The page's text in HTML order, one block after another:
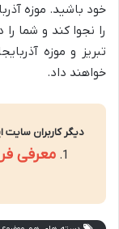
خود باشید. موزه
را نجوا کند و شما
تبریز و موزه
خواهند داد.
دیگر کاربران
معرفی